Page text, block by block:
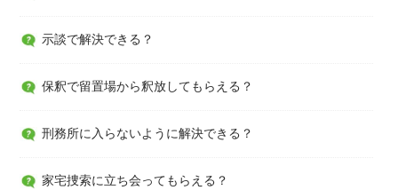
示談で解決できる？
保釈で留置場から釈放してもらえる？
刑務所に入らないように解決できる？
家宅捜索に立ち会ってもらえる？